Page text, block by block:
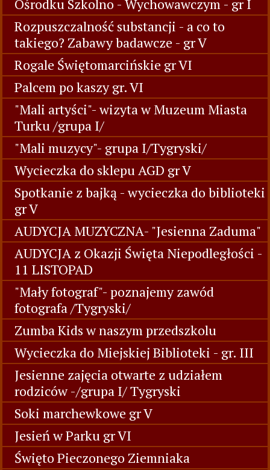
Ośrodku Szkolno - Wychowawczym - gr I
Rozpuszczalność substancji - a co to
takiego? Zabawy badawcze - gr V
Rogale Świętomarcińskie gr VI
Palcem po kaszy gr. VI
"Mali artyści"- wizyta w Muzeum Miasta
Turku /grupa I/
"Mali muzycy"- grupa I/Tygryski/
Wycieczka do sklepu AGD gr V
Spotkanie z bajką - wycieczka do biblioteki
gr V
AUDYCJA MUZYCZNA- "Jesienna Zaduma"
AUDYCJA z Okazji Święta Niepodległości -
11 LISTOPAD
"Mały fotograf"- poznajemy zawód
fotografa /Tygryski/
Zumba Kids w naszym przedszkolu
Wycieczka do Miejskiej Biblioteki - gr. III
Jesienne zajęcia otwarte z udziałem
rodziców -/grupa I/ Tygryski
Soki marchewkowe gr V
Jesień w Parku gr VI
Święto Pieczonego Ziemniaka